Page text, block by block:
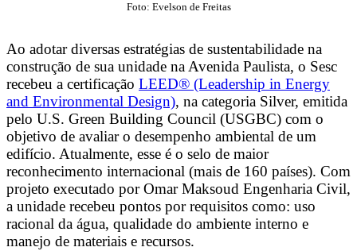
Foto: Evelson de Freitas
Ao adotar diversas estratégias de sustentabilidade na
construção de sua unidade na Avenida Paulista, o Sesc
recebeu a certificação LEED® (Leadership in Energy
and Environmental Design), na categoria Silver, emitida
pelo U.S. Green Building Council (USGBC) com o
objetivo de avaliar o desempenho ambiental de um
edifício. Atualmente, esse é o selo de maior
reconhecimento internacional (mais de 160 países). Com
projeto executado por Omar Maksoud Engenharia Civil,
a unidade recebeu pontos por requisitos como: uso
racional da água, qualidade do ambiente interno e
manejo de materiais e recursos.